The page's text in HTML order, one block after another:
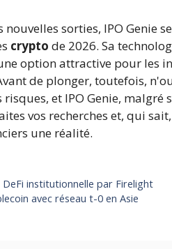
nouvelles sorties, IPO Genie
crypto de 2026. Sa
option attractive pour les
de plonger, toutefois,
et IPO Genie, malgré
vos recherches et, qui
une réalité.
institutionnelle par Firelight
avec réseau t-0 en Asie